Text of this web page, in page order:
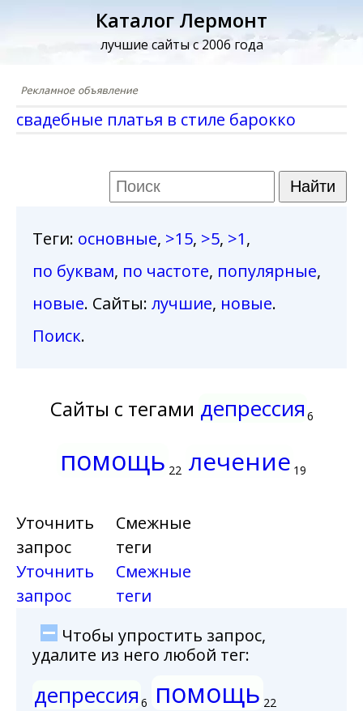
Каталог Лермонт
лучшие сайты с 2006 года
свадебные платья в стиле барокко
Теги: основные, >15, >5, >1,
по буквам, по частоте, популярные,
новые. Сайты: лучшие, новые.
Поиск.
Сайты с тегами депрессия 6
помощь 22 лечение 19
Уточнить
запрос
Уточнить
запрос
Смежные
теги
Смежные
теги
Чтобы упростить запрос,
удалите из него любой тег:
депрессия 6 помощь 22